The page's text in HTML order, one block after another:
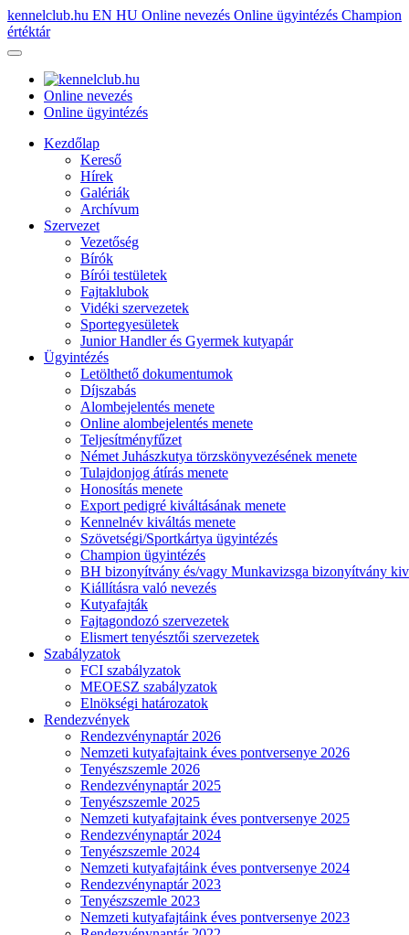
kennelclub.hu EN HU Online nevezés Online ügyintézés Champion
értéktár
Online nevezés
Online ügyintézés
Kezdőlap
Kereső
Hírek
Galériák
Archívum
Szervezet
Vezetőség
Bírók
Bírói testületek
Fajtaklubok
Vidéki szervezetek
Sportegyesületek
Junior Handler és Gyermek kutyapár
Ügyintézés
Letölthető dokumentumok
Díjszabás
Alombejelentés menete
Online alombejelentés menete
Teljesítményfűzet
Német Juhászkutya törzskönyvezésének menete
Tulajdonjog átírás menete
Honosítás menete
Export pedigré kiváltásának menete
Kennelnév kiváltás menete
Szövetségi/Sportkártya ügyintézés
Champion ügyintézés
BH bizonyítvány és/vagy Munkavizsga bizonyítvány
Kiállításra való nevezés
Kutyafajták
Fajtagondozó szervezetek
Elismert tenyésztői szervezetek
Szabályzatok
FCI szabályzatok
MEOESZ szabályzatok
Elnökségi határozatok
Rendezvények
Rendezvénynaptár 2026
Nemzeti kutyafajtaink éves pontversenye 2026
Tenyészszemle 2026
Rendezvénynaptár 2025
Tenyészszemle 2025
Nemzeti kutyafajtaink éves pontversenye 2025
Rendezvénynaptár 2024
Tenyészszemle 2024
Nemzeti kutyafajtáink éves pontversenye 2024
Rendezvénynaptár 2023
Tenyészszemle 2023
Nemzeti kutyafajtáink éves pontversenye 2023